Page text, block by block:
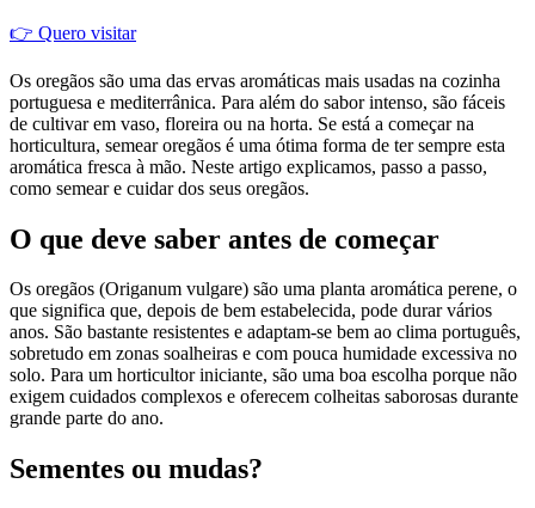
👉 Quero visitar
Os oregãos são uma das ervas aromáticas mais usadas na cozinha
portuguesa e mediterrânica. Para além do sabor intenso, são fáceis
de cultivar em vaso, floreira ou na horta. Se está a começar na
horticultura, semear oregãos é uma ótima forma de ter sempre esta
aromática fresca à mão. Neste artigo explicamos, passo a passo,
como semear e cuidar dos seus oregãos.
O que deve saber antes de começar
Os oregãos (Origanum vulgare) são uma planta aromática perene, o
que significa que, depois de bem estabelecida, pode durar vários
anos. São bastante resistentes e adaptam-se bem ao clima português,
sobretudo em zonas soalheiras e com pouca humidade excessiva no
solo. Para um horticultor iniciante, são uma boa escolha porque não
exigem cuidados complexos e oferecem colheitas saborosas durante
grande parte do ano.
Sementes ou mudas?